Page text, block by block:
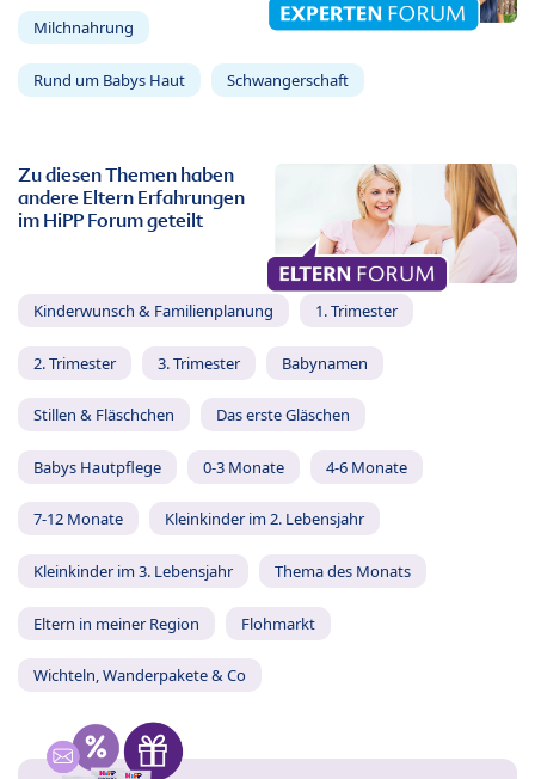
Milchnahrung
Rund um Babys Haut Schwangerschaft
Zu diesen Themen haben
andere Eltern Erfahrungen
im HiPP Forum geteilt
Kinderwunsch & Familienplanung 1. Trimester
2. Trimester 3. Trimester Babynamen
Stillen & Fläschchen Das erste Gläschen
Babys Hautpflege 0-3 Monate 4-6 Monate
7-12 Monate Kleinkinder im 2. Lebensjahr
Kleinkinder im 3. Lebensjahr Thema des Monats
Eltern in meiner Region Flohmarkt
Wichteln, Wanderpakete & Co